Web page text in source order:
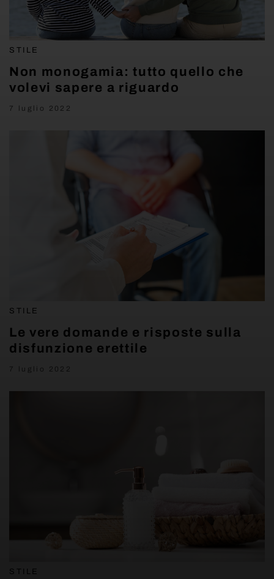
STILE
Non monogamia: tutto quello che
volevi sapere a riguardo
7 luglio 2022
STILE
Le vere domande e risposte sulla
disfunzione erettile
7 luglio 2022
STILE